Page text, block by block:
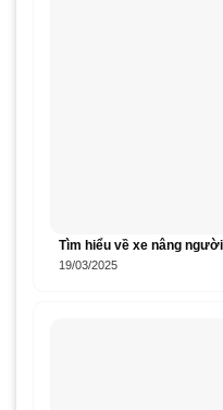
Tìm hiểu về xe nâng
19/03/2025